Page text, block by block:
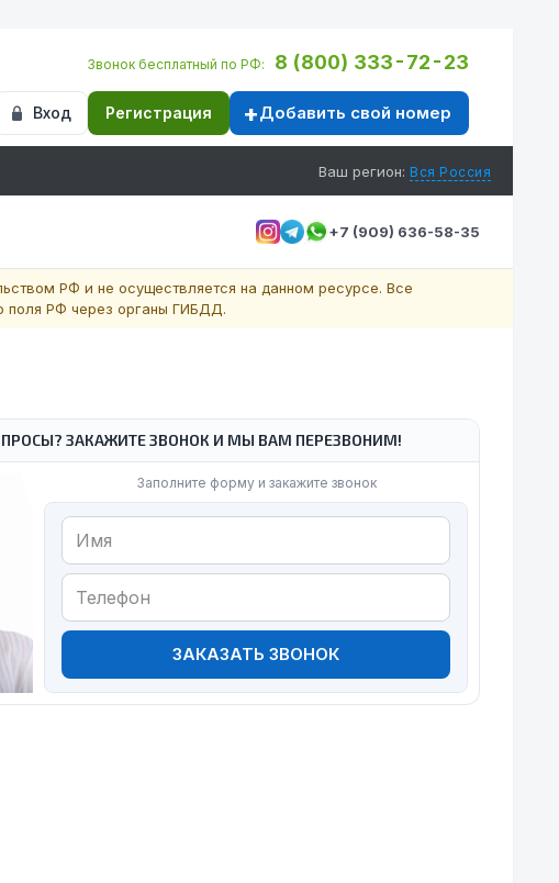
Звонок бесплатный по РФ: 8 (800) 333-72-23
Вход Регистрация Добавить свой номер
Ваш регион: Вся Россия
+7 (909) 636-58-35
РФ и не осуществляется на данном ресурсе. Все
поля РФ через органы ГИБДД.
ЗАКАЖИТЕ ЗВОНОК И МЫ ВАМ ПЕРЕЗВОНИМ!
Заполните форму и закажите звонок
ЗАКАЗАТЬ ЗВОНОК